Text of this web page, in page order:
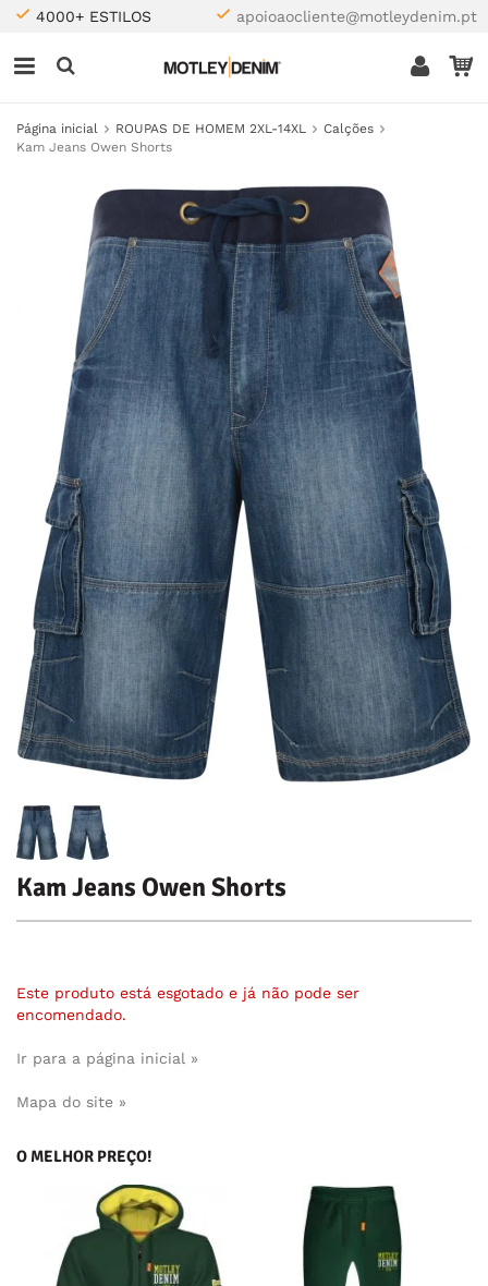
4000+ ESTILOS apoioaocliente@motleydenim.pt
Página inicial ROUPAS DE HOMEM 2XL-14XL
Calções
Kam Jeans Owen Shorts
Kam Jeans Owen Shorts
Este produto está esgotado e já não pode ser
encomendado.
Ir para a página inicial »
Mapa do site »
O MELHOR PREÇO!